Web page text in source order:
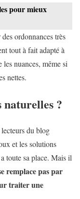
pour mieux
ordonnances très
tout à fait adapté à
nuances, même si
nettes.
naturelles ?
du blog
et les solutions
toute sa place. Mais il
remplace pas par
traiter une